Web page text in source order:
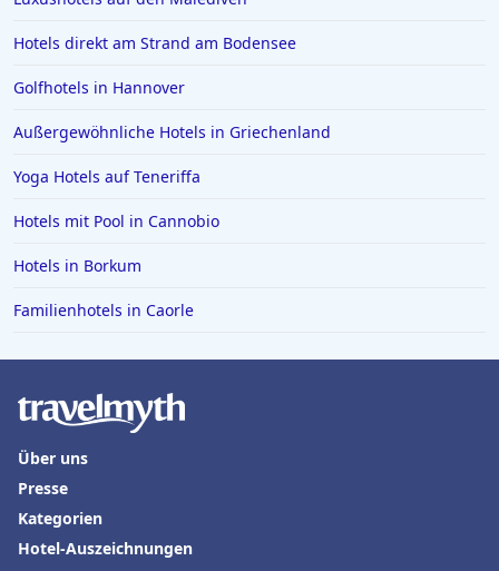
Hotels in Lissabon
Hotels in Madrid
Hotels in Wyk auf Föhr
Hotels in Bad Bramstedt
Hotels in Iserlohn
Hotels in Norden
Hotels direkt am Strand am Bodensee
Golfhotels in Hannover
Außergewöhnliche Hotels in Griechenland
Yoga Hotels auf Teneriffa
Hotels mit Pool in Cannobio
Hotels in Borkum
Familienhotels in Caorle
Über uns
Presse
Kategorien
Hotel-Auszeichnungen